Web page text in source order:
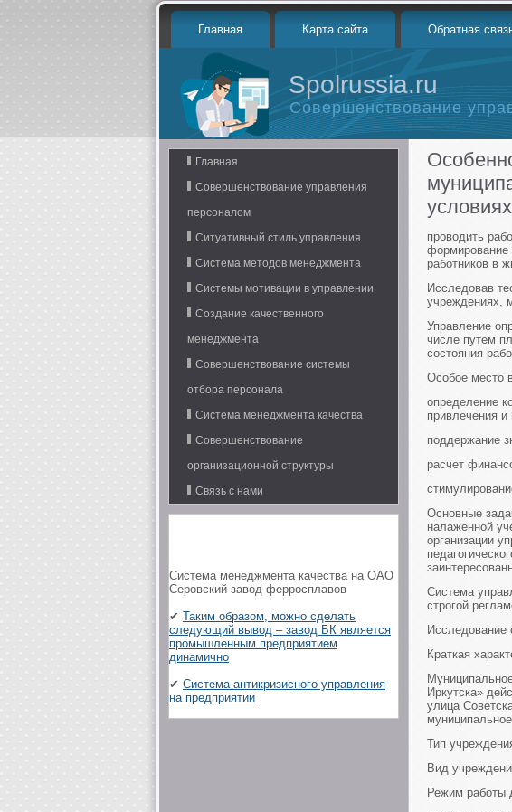
Главная Карта сайта Обратная
Spolrussia.ru
Совершенствование
Главная
Совершенствование управления
персоналом
Ситуативный стиль управления
Система методов менеджмента
Системы мотивации в управлении
Создание качественного
менеджмента
Совершенствование системы
отбора персонала
Система менеджмента качества
Совершенствование
организационной структуры
Связь с нами
Система менеджмента качества на ОАО
Серовский завод ферросплавов
✔ Таким образом, можно сделать
следующий вывод – завод БК является
промышленным предприятием
динамично
✔ Система антикризисного управления
на предприятии
условиях
проводить
формирование
работников в
Исследовав
учреждениях,
Управление
числе путем
состояния
Особое место
определение
привлечения
поддержание
расчет
Основные
налаженной
организации
Система
строгой
Краткая
Иркутска»
улица
Тип
Вид
Режим работы